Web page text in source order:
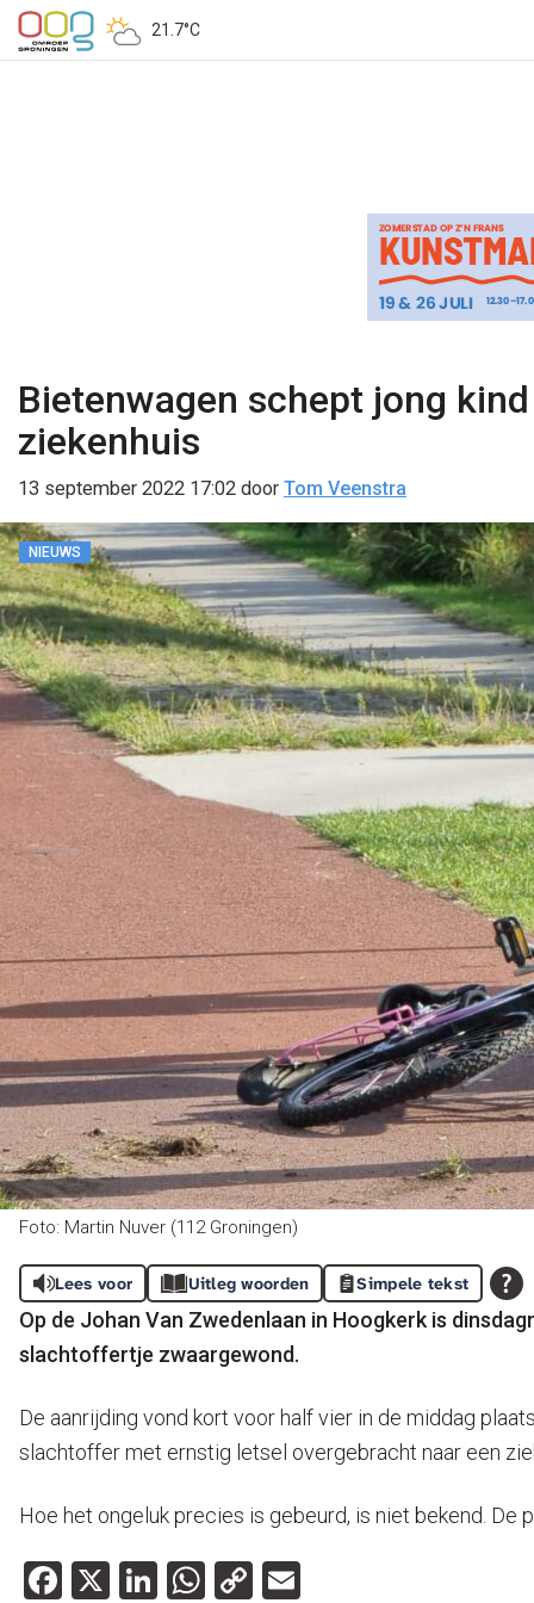
21.7°C
Bietenwagen schept jong
ziekenhuis
13 september 2022 17:02 door Tom Veenstra
NIEUWS
Foto: Martin Nuver (112 Groningen)
Lees voor Uitleg woorden Simpele tekst
Op de Johan Van Zwedenlaan in Hoogkerk is
slachtoffertje zwaargewond.
De aanrijding vond kort voor half vier in de middag
slachtoffer met ernstig letsel overgebracht naar een
Hoe het ongeluk precies is gebeurd, is niet bekend.
Facebook
X LinkedIn
WhatsApp
Copy